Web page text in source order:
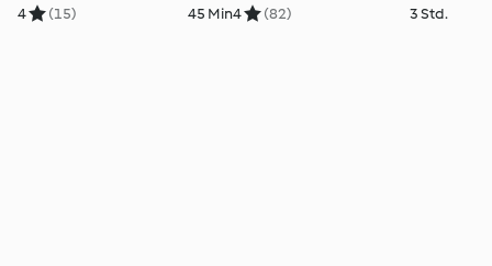
4 (15) 45 Min4 (82) 3 Std.